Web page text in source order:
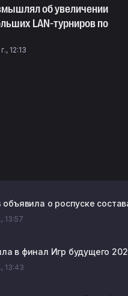
об увеличении
LAN-турниров по
12:13
о роспуске
13:57
в финал Игр будущего
13:43